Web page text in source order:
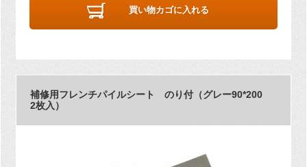
買い物カゴに入れる
補修用フレンチパイルシート のり付（グレー90*200
2枚入）